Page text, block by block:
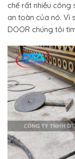
chế rất nhiều công
an toàn của nó. Vì
DOOR chúng tôi